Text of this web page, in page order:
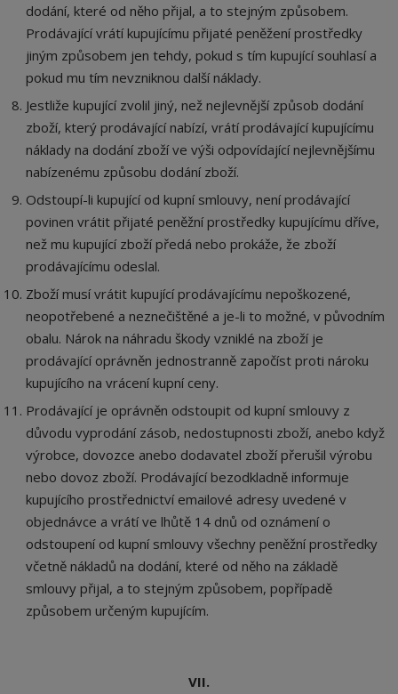
dodání, které od něho přijal, a to stejným způsobem.
Prodávající vrátí kupujícímu přijaté peněžení prostředky
jiným způsobem jen tehdy, pokud s tím kupující souhlasí a
pokud mu tím nevzniknou další náklady.
Jestliže kupující zvolil jiný, než nejlevnější způsob dodání
zboží, který prodávající nabízí, vrátí prodávající kupujícímu
náklady na dodání zboží ve výši odpovídající nejlevnějšímu
nabízenému způsobu dodání zboží.
Odstoupí-li kupující od kupní smlouvy, není prodávající
povinen vrátit přijaté peněžní prostředky kupujícímu dříve,
než mu kupující zboží předá nebo prokáže, že zboží
prodávajícímu odeslal.
Zboží musí vrátit kupující prodávajícímu nepoškozené,
neopotřebené a neznečištěné a je-li to možné, v původním
obalu. Nárok na náhradu škody vzniklé na zboží je
prodávající oprávněn jednostranně započíst proti nároku
kupujícího na vrácení kupní ceny.
Prodávající je oprávněn odstoupit od kupní smlouvy z
důvodu vyprodání zásob, nedostupnosti zboží, anebo když
výrobce, dovozce anebo dodavatel zboží přerušil výrobu
nebo dovoz zboží. Prodávající bezodkladně informuje
kupujícího prostřednictví emailové adresy uvedené v
objednávce a vrátí ve lhůtě 14 dnů od oznámení o
odstoupení od kupní smlouvy všechny peněžní prostředky
včetně nákladů na dodání, které od něho na základě
smlouvy přijal, a to stejným způsobem, popřípadě
způsobem určeným kupujícím.
VII.